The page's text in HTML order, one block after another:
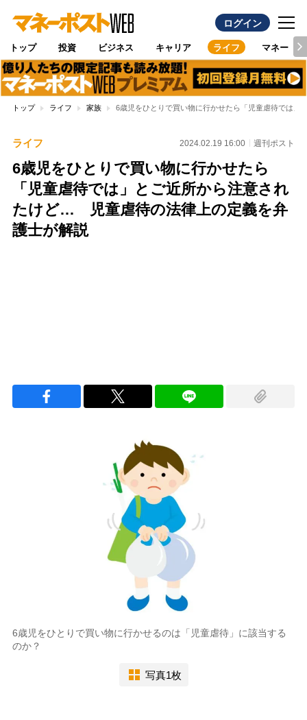
ログイン
トップ 投資 ビジネス キャリア ライフ マネー
トップ ライフ 家族 6歳児をひとりで買い物に行かせたら「児童虐待では
ライフ 2024.02.19 16:00 週刊ポスト
6歳児をひとりで買い物に行かせたら
「児童虐待では」とご近所から注意され
たけど… 児童虐待の法律上の定義を弁
護士が解説
6歳児をひとりで買い物に行かせるのは「児童虐待」に該当する
のか？
写真1枚